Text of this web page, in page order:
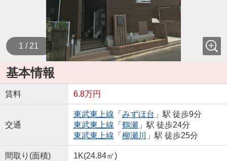
1 / 21
基本情報
賃料 6.8万円
交通
東武東上線 「 みずほ台 」駅 徒歩9分
東武東上線 「 鶴瀬」駅 徒歩24分
東武東上線 「 柳瀬川 」駅 徒歩25分
間取り(面積) 1K(24.84㎡)